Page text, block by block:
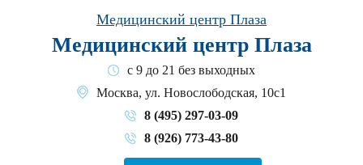
Медицинский центр Плаза
Медицинский центр Плаза
с 9 до 21 без выходных
Москва, ул. Новослободская, 10с1
8 (495) 297-03-09
8 (926) 773-43-80